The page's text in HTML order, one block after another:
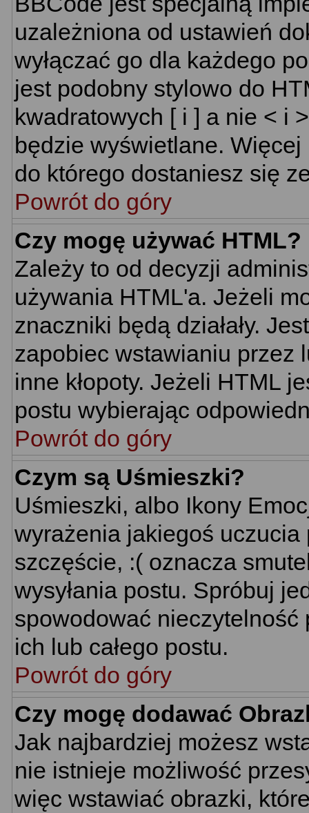
uzależniona od ustawień
wyłączać go dla każdego
jest podobny stylowo do
kwadratowych [ i ] a nie < i
będzie wyświetlane.
do którego dostaniesz się
Powrót do góry
Czy mogę używać HTML?
Zależy to od decyzji
używania HTML'a. Jeżeli
znaczniki będą działały.
zapobiec wstawianiu przez
inne kłopoty. Jeżeli HTML
postu wybierając
Powrót do góry
Czym są Uśmieszki?
Uśmieszki, albo Ikony
wyrażenia jakiegoś
szczęście, :( oznacza
wysyłania postu. Spróbuj
spowodować
ich lub całego postu.
Powrót do góry
Czy mogę dodawać
Jak najbardziej możesz
nie istnieje możliwość
więc wstawiać obrazki,